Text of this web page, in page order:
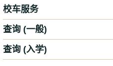
校车服务
查询 (一般)
查询 (入学)